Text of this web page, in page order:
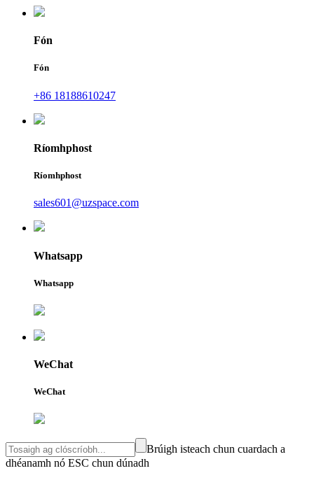
Fón
Fón
+86 18188610247
Ríomhphost
Ríomhphost
sales601@uzspace.com
Whatsapp
Whatsapp
WeChat
WeChat
Brúigh isteach chun cuardach a
dhéanamh nó ESC chun dúnadh